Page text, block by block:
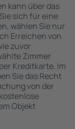
kann über das
sich für eine
wählen Sie nur
Erreichen von
zuvor
Zimmer
Kreditkarte. Im
Sie das Recht
von der
Objekt